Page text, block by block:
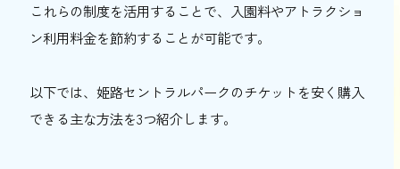
これらの制度を活用することで、入園料やアトラクショ
ン利用料金を節約することが可能です。
以下では、姫路セントラルパークのチケットを安く購入
できる主な方法を3つ紹介します。